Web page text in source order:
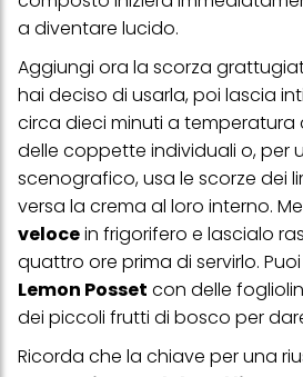
a diventare lucido.
Aggiungi ora la scorza
hai deciso di usarla, poi lascia
circa dieci minuti a temperatura
delle coppette individuali o, per
scenografico, usa le scorze dei
versa la crema al loro interno.
velocein frigorifero e lascialo
quattro ore prima di servirlo.
Lemon Posset con delle
dei piccoli frutti di bosco per
Ricorda che la chiave per una
web e altri media (di terzi) tramite i
alla tua famiglia, nonché per misurare e
Puoi trovare maggiori informazioni sul
nella nostra Informativa sulla protezione
di pagina (Sezione "Cookie, Pixel,
simili"). Puoi revocare il tuo consenso in
effetto per il futuro disabilitando i cookie
sezione "Impostazioni cookie" collegata
ulteriori informazioni sui cookie utilizzati
particolare sul loro periodo di
informazioni dettagliate su ciascun
clic su "modifica" di seguito".
Se fai clic su "Modifica" potrai trovare
trattamento dei tuoi dati / sull'uso dei
acconsenti all'uso dei cookie e al